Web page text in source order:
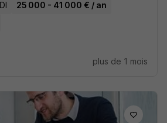
25 000 - 41 000 € / an
plus de 1 mois